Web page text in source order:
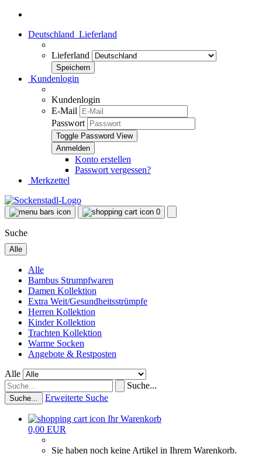
Deutschland Lieferland
Lieferland
Kundenlogin
Kundenlogin
E-Mail
Passwort
Toggle Password View
Konto erstellen
Passwort vergessen?
Merkzettel
0
Suche
Alle
Alle
Bambus Strumpfwaren
Damen Kollektion
Extra Weit/Gesundheitsstrümpfe
Herren Kollektion
Kinder Kollektion
Trachten Kollektion
Warme Socken
Angebote & Restposten
Alle
Suche...
Suche... Erweiterte Suche
Ihr Warenkorb
0,00 EUR
Sie haben noch keine Artikel in Ihrem Warenkorb.